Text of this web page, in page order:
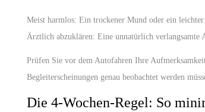
Meist harmlos: Ein trockener Mund oder ein
Ärztlich abzuklären: Eine unnatürlich verlangsamte
Prüfen Sie vor dem Autofahren Ihre
Begleiterscheinungen genau beobachtet werden
Die 4-Wochen-Regel: So